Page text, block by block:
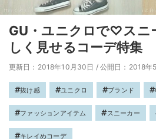
GU・ユニクロで♡スニ
しく見せるコーデ特集
更新日：2018年10月30日 / 公開日：2018年
抜け感 ユニクロ ブランド
ファッションアイテム スニーカー
キレイめコーデ